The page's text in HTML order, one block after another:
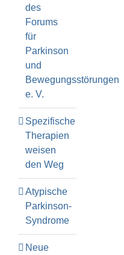
des
Forums
für
Parkinson
und
Bewegungsstörungen
e. V.
Spezifische
Therapien
weisen
den Weg
Atypische
Parkinson-
Syndrome
Neue